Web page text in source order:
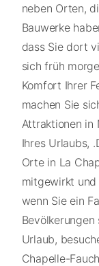
neben Orten,
Bauwerke
dass Sie dort
sich früh
Komfort Ihrer
machen Sie
Attraktionen in
Ihres Urlaubs,
Orte in La
mitgewirkt und
wenn Sie ein
Urlaub,
Chapelle-